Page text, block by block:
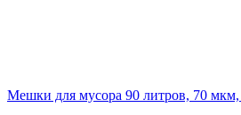
Мешки для мусора 90 литров, 70